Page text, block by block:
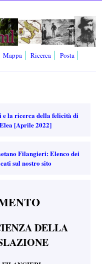
Mappa Ricerca
Posta
e la ricerca della felicità di
[Aprile 2022]
Filangieri: Elenco dei
sul nostro sito
DELLA